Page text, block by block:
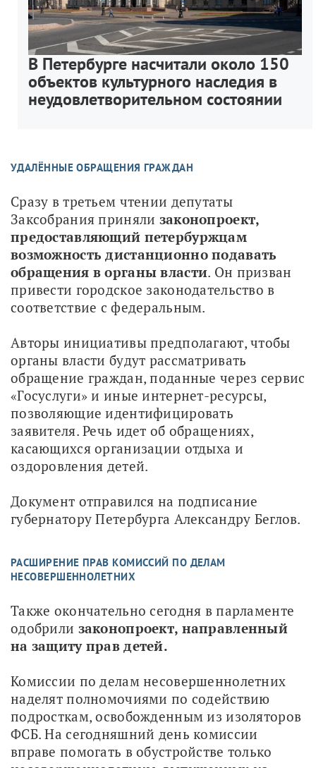
В Петербурге насчитали около 150
объектов культурного наследия в
неудовлетворительном состоянии
УДАЛЁННЫЕ ОБРАЩЕНИЯ ГРАЖДАН
Сразу в третьем чтении депутаты
Заксобрания приняли законопроект,
предоставляющий петербуржцам
возможность дистанционно подавать
обращения в органы власти. Он призван
привести городское законодательство в
соответствие с федеральным.
Авторы инициативы предполагают, чтобы
органы власти будут рассматривать
обращение граждан, поданные через сервис
«Госуслуги» и иные интернет-ресурсы,
позволяющие идентифицировать
заявителя. Речь идет об обращениях,
касающихся организации отдыха и
оздоровления детей.
Документ отправился на подписание
губернатору Петербурга Александру Беглов.
РАСШИРЕНИЕ ПРАВ КОМИССИЙ ПО ДЕЛАМ
НЕСОВЕРШЕННОЛЕТНИХ
Также окончательно сегодня в парламенте
одобрили законопроект, направленный
на защиту прав детей.
Комиссии по делам несовершеннолетних
наделят полномочиями по содействию
подросткам, освобожденным из изоляторов
ФСБ. На сегодняшний день комиссии
вправе помогать в обустройстве только